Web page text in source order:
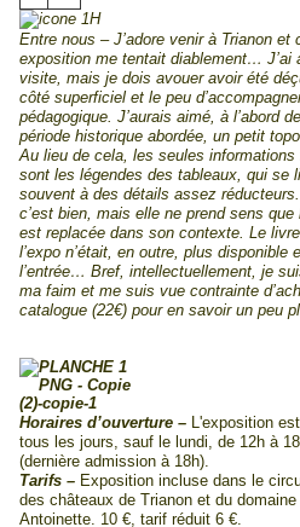
Entre nous – J’adore venir à Trianon et
exposition me tentait diablement… J’ai
visite, mais je dois avouer avoir été
côté superficiel et le peu
pédagogique. J’aurais aimé, à l’abord
période historique abordée, un petit
Au lieu de cela, les seules informations
sont les légendes des tableaux, qui se
souvent à des détails assez réducteurs.
c’est bien, mais elle ne prend sens que
est replacée dans son contexte. Le
l’expo n’était, en outre, plus disponible
l’entrée… Bref, intellectuellement, je
ma faim et me suis vue contrainte
catalogue (22€) pour en savoir un peu
Horaires d’ouverture – L'exposition
tous les jours, sauf le lundi, de 12h à
(dernière admission à 18h).
Tarifs – Exposition incluse dans le
des châteaux de Trianon et du
Antoinette. 10 €, tarif réduit 6 €.